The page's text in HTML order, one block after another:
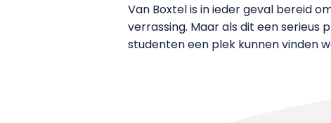
Van Boxtel is in ieder geval bereid
verrassing. Maar als dit een serieus
studenten een plek kunnen vinden